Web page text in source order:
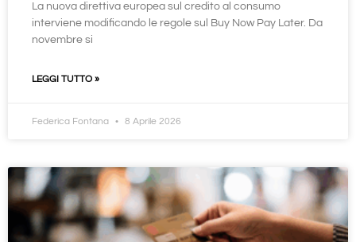
La nuova direttiva europea sul credito al consumo
interviene modificando le regole sul Buy Now Pay Later. Da
novembre si
LEGGI TUTTO »
Federica Fontana 8 Aprile 2026